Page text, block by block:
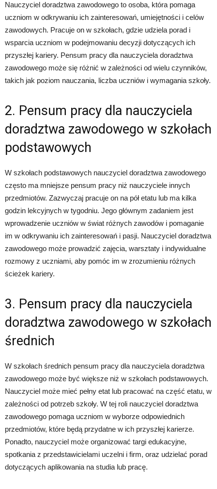
Nauczyciel doradztwa zawodowego to osoba, która pomaga
uczniom w odkrywaniu ich zainteresowań, umiejętności i celów
zawodowych. Pracuje on w szkołach, gdzie udziela porad i
wsparcia uczniom w podejmowaniu decyzji dotyczących ich
przyszłej kariery. Pensum pracy dla nauczyciela doradztwa
zawodowego może się różnić w zależności od wielu czynników,
takich jak poziom nauczania, liczba uczniów i wymagania szkoły.
2. Pensum pracy dla nauczyciela
doradztwa zawodowego w szkołach
podstawowych
W szkołach podstawowych nauczyciel doradztwa zawodowego
często ma mniejsze pensum pracy niż nauczyciele innych
przedmiotów. Zazwyczaj pracuje on na pół etatu lub ma kilka
godzin lekcyjnych w tygodniu. Jego głównym zadaniem jest
wprowadzenie uczniów w świat różnych zawodów i pomaganie
im w odkrywaniu ich zainteresowań i pasji. Nauczyciel doradztwa
zawodowego może prowadzić zajęcia, warsztaty i indywidualne
rozmowy z uczniami, aby pomóc im w zrozumieniu różnych
ścieżek kariery.
3. Pensum pracy dla nauczyciela
doradztwa zawodowego w szkołach
średnich
W szkołach średnich pensum pracy dla nauczyciela doradztwa
zawodowego może być większe niż w szkołach podstawowych.
Nauczyciel może mieć pełny etat lub pracować na część etatu, w
zależności od potrzeb szkoły. W tej roli nauczyciel doradztwa
zawodowego pomaga uczniom w wyborze odpowiednich
przedmiotów, które będą przydatne w ich przyszłej karierze.
Ponadto, nauczyciel może organizować targi edukacyjne,
spotkania z przedstawicielami uczelni i firm, oraz udzielać porad
dotyczących aplikowania na studia lub pracę.